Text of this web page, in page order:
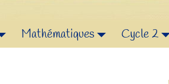
Mathématiques Cycle 2